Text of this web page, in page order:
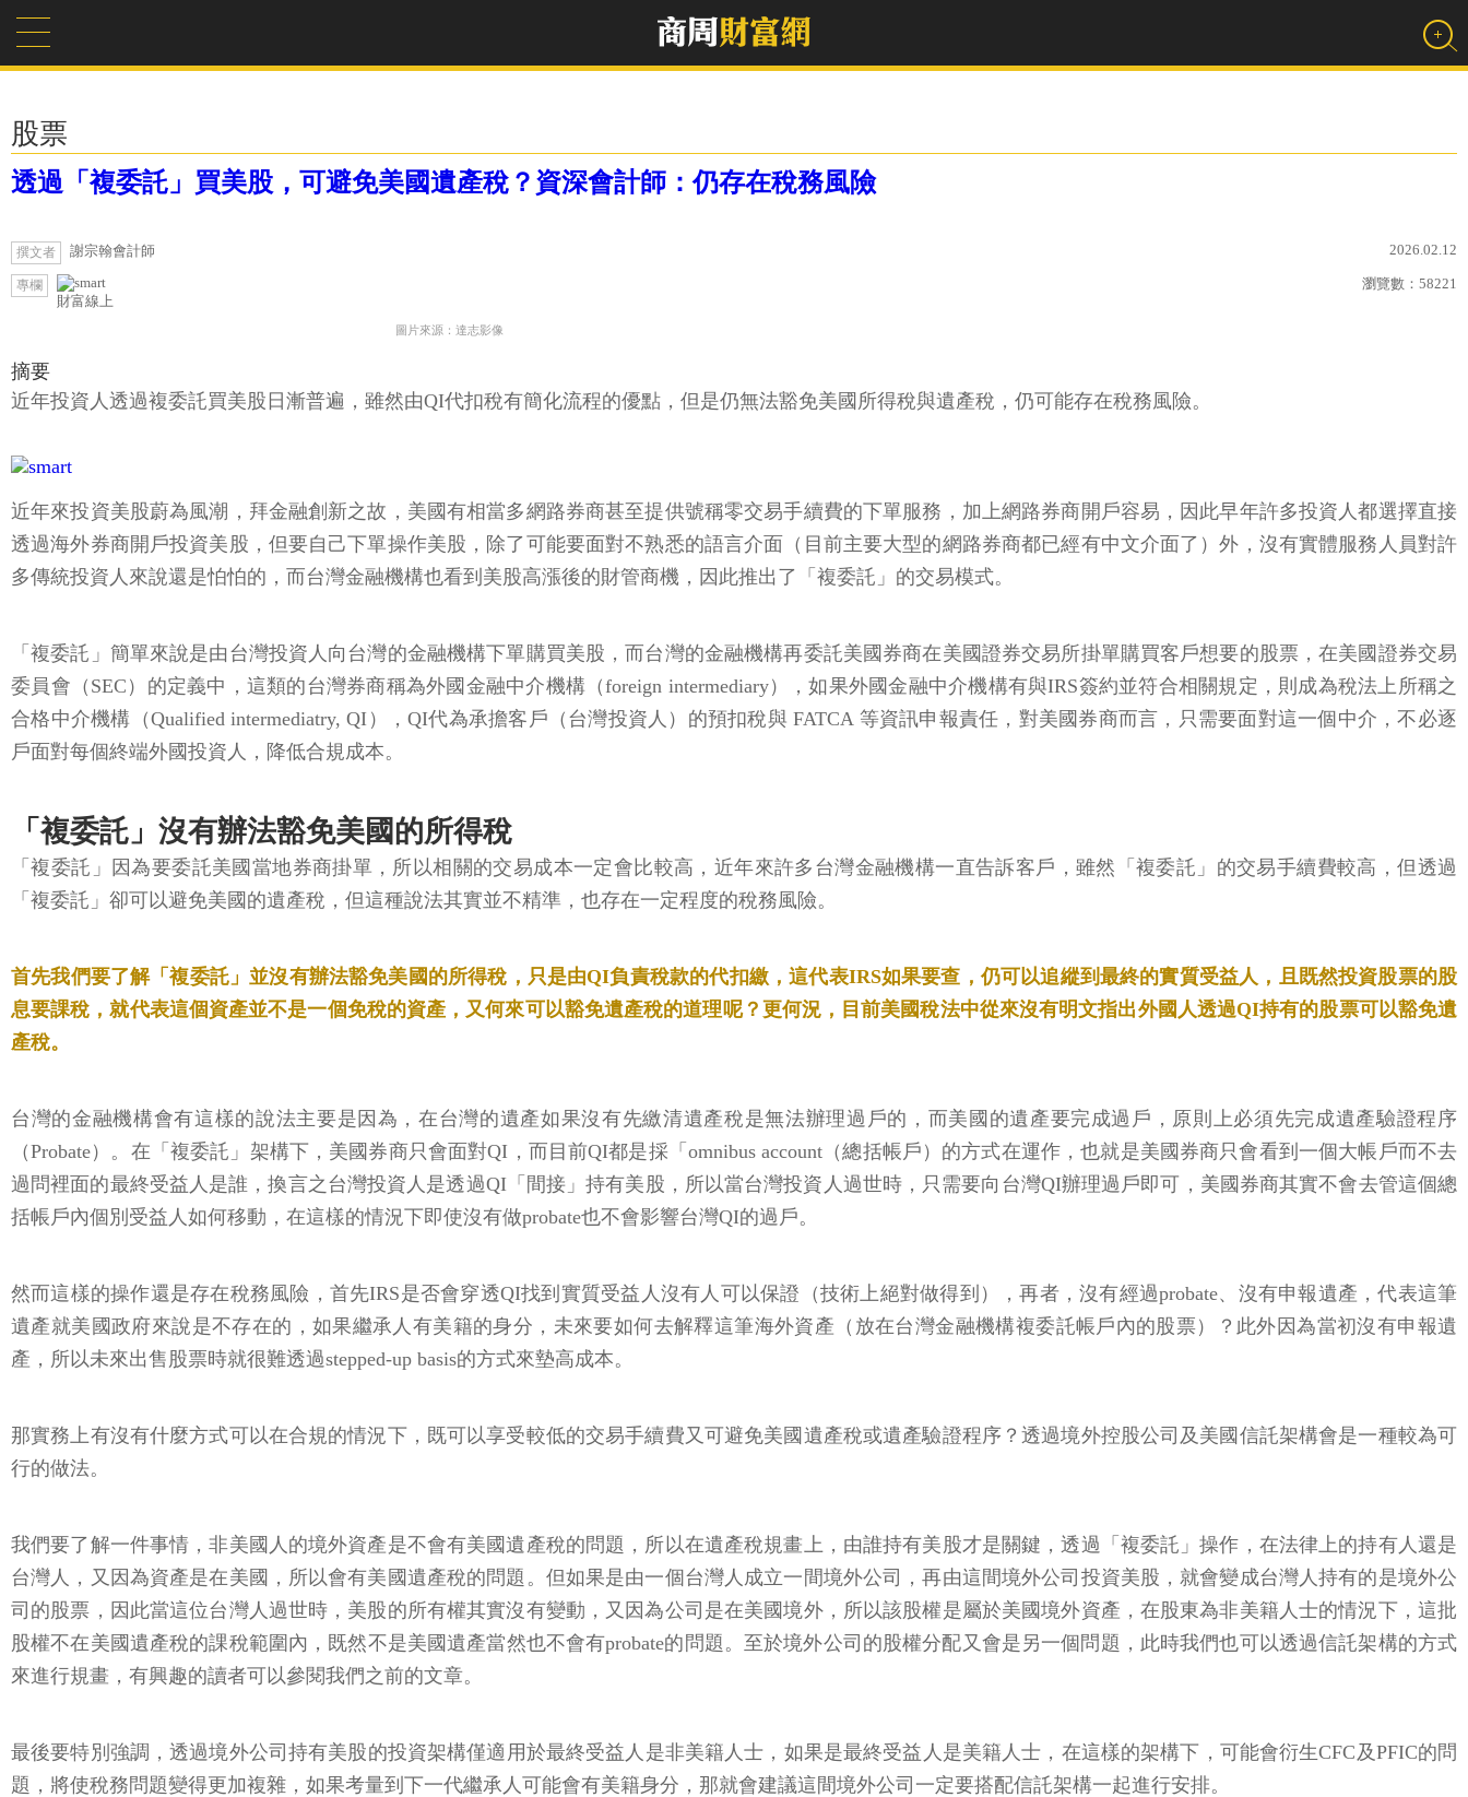
股票
透過「複委託」買美股，可避免美國遺產稅？資深會計師：仍存在稅務風險
撰文者 謝宗翰會計師 2026.02.12
專欄
財富線上
瀏覽數： 58221
圖片來源：達志影像
摘要
近年投資人透過複委託買美股日漸普遍，雖然由QI代扣稅有簡化流程的優點，但是仍無法豁免美國所得稅與遺產稅，仍可能存在稅務風險。
近年來投資美股蔚為風潮，拜金融創新之故，美國有相當多網路券商甚至提供號稱零交易手續費的下單服務，加上網路券商開戶容易，因此早年許多投資人都選擇直接
透過海外券商開戶投資美股，但要自己下單操作美股，除了可能要面對不熟悉的語言介面（目前主要大型的網路券商都已經有中文介面了）外，沒有實體服務人員對許
多傳統投資人來說還是怕怕的，而台灣金融機構也看到美股高漲後的財管商機，因此推出了「複委託」的交易模式。
「複委託」簡單來說是由台灣投資人向台灣的金融機構下單購買美股，而台灣的金融機構再委託美國券商在美國證券交易所掛單購買客戶想要的股票，在美國證券交易
委員會（SEC）的定義中，這類的台灣券商稱為外國金融中介機構（foreign intermediary），如果外國金融中介機構有與IRS簽約並符合相關規定，則成為稅法上所稱之
合格中介機構（Qualified intermediatry, QI），QI代為承擔客戶（台灣投資人）的預扣稅與 FATCA 等資訊申報責任，對美國券商而言，只需要面對這一個中介，不必逐
戶面對每個終端外國投資人，降低合規成本。
「複委託」沒有辦法豁免美國的所得稅
「複委託」因為要委託美國當地券商掛單，所以相關的交易成本一定會比較高，近年來許多台灣金融機構一直告訴客戶，雖然「複委託」的交易手續費較高，但透過
「複委託」卻可以避免美國的遺產稅，但這種說法其實並不精準，也存在一定程度的稅務風險。
首先我們要了解「複委託」並沒有辦法豁免美國的所得稅，只是由QI負責稅款的代扣繳，這代表IRS如果要查，仍可以追縱到最終的實質受益人，且既然投資股票的股
息要課稅，就代表這個資產並不是一個免稅的資產，又何來可以豁免遺產稅的道理呢？更何況，目前美國稅法中從來沒有明文指出外國人透過QI持有的股票可以豁免遺
產稅。
台灣的金融機構會有這樣的說法主要是因為，在台灣的遺產如果沒有先繳清遺產稅是無法辦理過戶的，而美國的遺產要完成過戶，原則上必須先完成遺產驗證程序
（Probate）。在「複委託」架構下，美國券商只會面對QI，而目前QI都是採「omnibus account（總括帳戶）的方式在運作，也就是美國券商只會看到一個大帳戶而不去
過問裡面的最終受益人是誰，換言之台灣投資人是透過QI「間接」持有美股，所以當台灣投資人過世時，只需要向台灣QI辦理過戶即可，美國券商其實不會去管這個總
括帳戶內個別受益人如何移動，在這樣的情況下即使沒有做probate也不會影響台灣QI的過戶。
然而這樣的操作還是存在稅務風險，首先IRS是否會穿透QI找到實質受益人沒有人可以保證（技術上絕對做得到），再者，沒有經過probate、沒有申報遺產，代表這筆
遺產就美國政府來說是不存在的，如果繼承人有美籍的身分，未來要如何去解釋這筆海外資產（放在台灣金融機構複委託帳戶內的股票）？此外因為當初沒有申報遺
產，所以未來出售股票時就很難透過stepped-up basis的方式來墊高成本。
那實務上有沒有什麼方式可以在合規的情況下，既可以享受較低的交易手續費又可避免美國遺產稅或遺產驗證程序？透過境外控股公司及美國信託架構會是一種較為可
行的做法。
我們要了解一件事情，非美國人的境外資產是不會有美國遺產稅的問題，所以在遺產稅規畫上，由誰持有美股才是關鍵，透過「複委託」操作，在法律上的持有人還是
台灣人，又因為資產是在美國，所以會有美國遺產稅的問題。但如果是由一個台灣人成立一間境外公司，再由這間境外公司投資美股，就會變成台灣人持有的是境外公
司的股票，因此當這位台灣人過世時，美股的所有權其實沒有變動，又因為公司是在美國境外，所以該股權是屬於美國境外資產，在股東為非美籍人士的情況下，這批
股權不在美國遺產稅的課稅範圍內，既然不是美國遺產當然也不會有probate的問題。至於境外公司的股權分配又會是另一個問題，此時我們也可以透過信託架構的方式
來進行規畫，有興趣的讀者可以參閱我們之前的文章。
最後要特別強調，透過境外公司持有美股的投資架構僅適用於最終受益人是非美籍人士，如果是最終受益人是美籍人士，在這樣的架構下，可能會衍生CFC及PFIC的問
題，將使稅務問題變得更加複雜，如果考量到下一代繼承人可能會有美籍身分，那就會建議這間境外公司一定要搭配信託架構一起進行安排。